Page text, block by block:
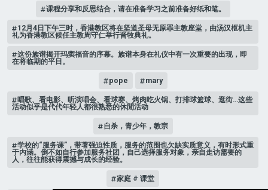
课程分享和反思结合，请在准备学习之前准备好纸和笔。
12月4日下午三时，香港教区将在坚道圣母无原罪主教座堂，由汤汉枢机主
礼为香港教区候任主教周守仁举行晋牧典礼。
这份族谱揭开玛窦福音的序幕。族谱本身在礼仪中有一次重要的出现，即
在将临期的平日。
pope mary
唱歌、看电影、听演唱会、看球赛、烤肉吃火锅、打排球篮球、逛街…这些
活动似乎是代代年轻人都很熟悉的休閒活动
自杀，青少年，教宗
学校的“服务课”，带著强迫性质，服务的范围也欠缺实质意义，有时形式重
于内涵。倒不如自行参加服务社团，自己选择服务对象，亲自走访需要的
人，往往能获得震撼与成长的经验。
家庭 # 课堂